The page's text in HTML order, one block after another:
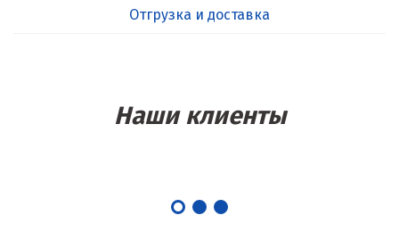
Отгрузка и доставка
Наши клиенты